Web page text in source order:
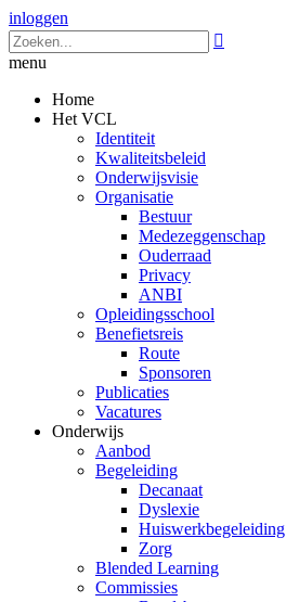
inloggen

menu
Home
Het VCL
Identiteit
Kwaliteitsbeleid
Onderwijsvisie
Organisatie
Bestuur
Medezeggenschap
Ouderraad
Privacy
ANBI
Opleidingsschool
Benefietsreis
Route
Sponsoren
Publicaties
Vacatures
Onderwijs
Aanbod
Begeleiding
Decanaat
Dyslexie
Huiswerkbegeleiding
Zorg
Blended Learning
Commissies